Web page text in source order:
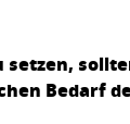
setzen,
Bedarf